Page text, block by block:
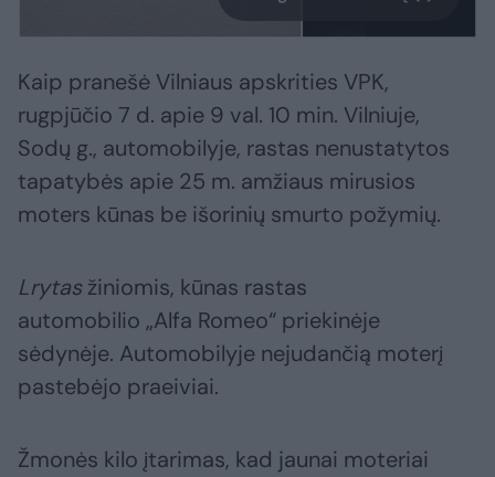
Kaip pranešė Vilniaus apskrities VPK,
rugpjūčio 7 d. apie 9 val. 10 min. Vilniuje,
Sodų g., automobilyje, rastas nenustatytos
tapatybės apie 25 m. amžiaus mirusios
moters kūnas be išorinių smurto požymių.
Lrytasžiniomis, kūnas rastas
automobilio „Alfa Romeo“ priekinėje
sėdynėje. Automobilyje nejudančią moterį
pastebėjo praeiviai.
Žmonės kilo įtarimas, kad jaunai moteriai